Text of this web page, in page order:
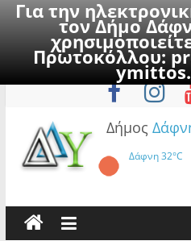
Για την
τον Δήμο
Πρωτοκόλλου:
to
Κυριακή, 9
Δήμος
Δάφνη32°C